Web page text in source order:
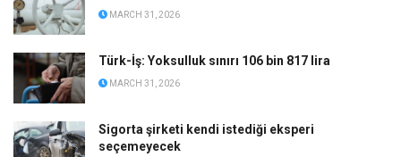
MARCH 31, 2026
Türk-İş: Yoksulluk sınırı 106 bin 817 lira
MARCH 31, 2026
Sigorta şirketi kendi istediği eksperi
seçemeyecek